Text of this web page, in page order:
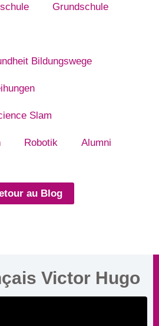
Grundschule
Bildungswege
Slam
Robotik Alumni
au Blog
Victor Hugo